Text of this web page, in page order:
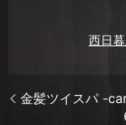
西日
金髪ツイスパ -